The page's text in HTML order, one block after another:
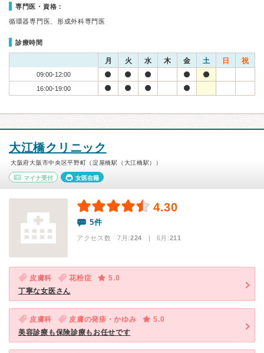
専門医・資格：
循環器専門医、形成外科専門医
診療時間
月 火 水 木 金 土 日 祝
09:00-12:00
16:00-19:00
大江橋クリニック
大阪府大阪市中央区平野町（淀屋橋駅（大江橋駅））
マイナ受付 女医在籍
4.30
5件
アクセス数 7月:224 | 6月:211
皮膚科 花粉症
5.0
丁寧な女医さん
皮膚科 皮膚の発疹・かゆみ
5.0
美容診療も保険診療もお任せです